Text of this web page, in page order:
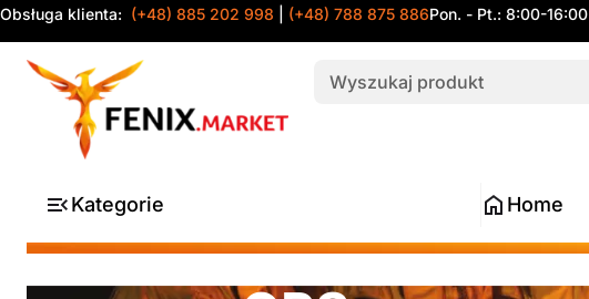
Obsługa klienta: (+48) 885 202 998 (+48) 788 875 886Pon. - Pt.: 8:00-16:00
Kategorie Home